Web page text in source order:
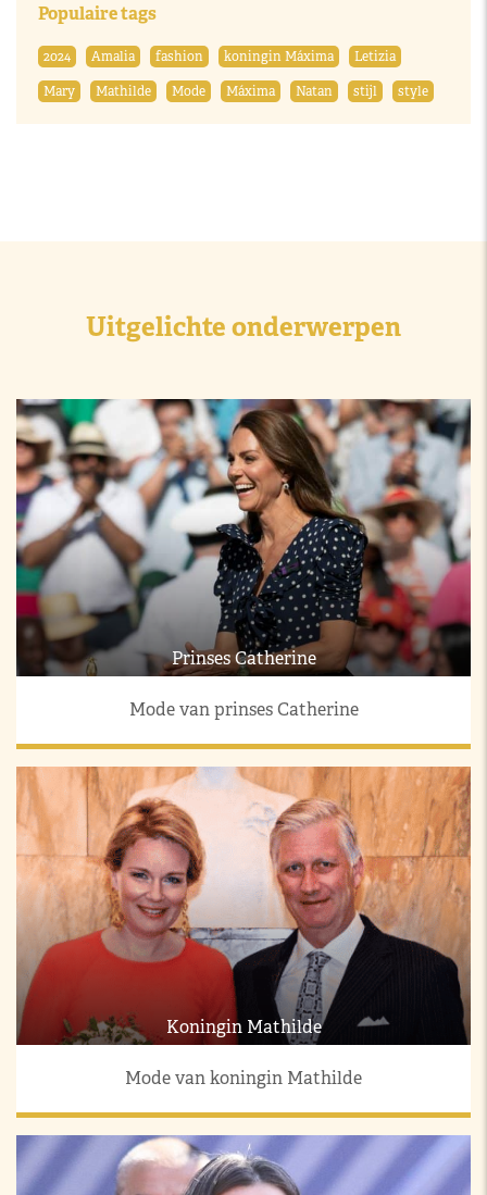
Populaire tags
2024 Amalia fashion koningin Máxima
Letizia
Mary
Mathilde Mode Máxima Natan stijl style
Uitgelichte onderwerpen
Prinses Catherine
Mode van prinses Catherine
Koningin Mathilde
Mode van koningin Mathilde